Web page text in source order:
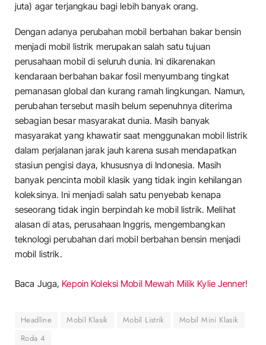
juta) agar terjangkau bagi lebih banyak orang.
Dengan adanya perubahan mobil berbahan bakar bensin
menjadi mobil listrik merupakan salah satu tujuan
perusahaan mobil di seluruh dunia. Ini dikarenakan
kendaraan berbahan bakar fosil menyumbang tingkat
pemanasan global dan kurang ramah lingkungan. Namun,
perubahan tersebut masih belum sepenuhnya diterima
sebagian besar masyarakat dunia. Masih banyak
masyarakat yang khawatir saat menggunakan mobil listrik
dalam perjalanan jarak jauh karena susah mendapatkan
stasiun pengisi daya, khususnya di Indonesia. Masih
banyak pencinta mobil klasik yang tidak ingin kehilangan
koleksinya. Ini menjadi salah satu penyebab kenapa
seseorang tidak ingin berpindah ke mobil listrik. Melihat
alasan di atas, perusahaan Inggris, mengembangkan
teknologi perubahan dari mobil berbahan bensin menjadi
mobil listrik.
Baca Juga, Kepoin Koleksi Mobil Mewah Milik Kylie Jenner!
Headline Mobil Klasik Mobil Listrik
Mobil Mini Klasik
Roda 4